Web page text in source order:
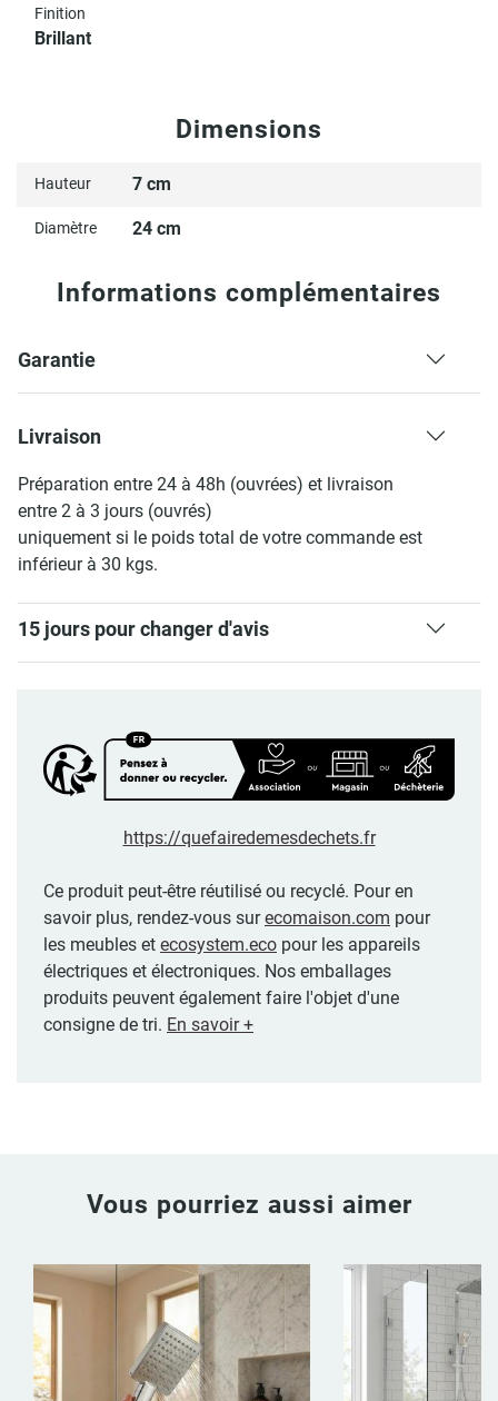
Finition
Brillant
Dimensions
Hauteur 7 cm
Diamètre 24 cm
Informations complémentaires
Garantie
Livraison
Préparation entre 24 à 48h (ouvrées) et livraison
entre 2 à 3 jours (ouvrés)
uniquement si le poids total de votre commande est
inférieur à 30 kgs.
15 jours pour changer d'avis
https://quefairedemesdechets.fr
Ce produit peut-être réutilisé ou recyclé. Pour en
savoir plus, rendez-vous surecomaison.com pour
les meubles et ecosystem.eco pour les appareils
électriques et électroniques. Nos emballages
produits peuvent également faire l'objet d'une
consigne de tri. En savoir +
Vous pourriez aussi aimer